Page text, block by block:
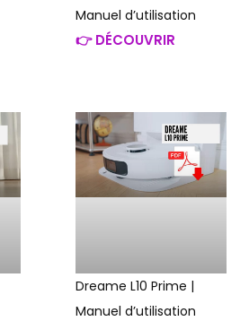
Manuel d’utilisation
👉 DÉCOUVRIR
Dreame L10 Prime |
Manuel d’utilisation